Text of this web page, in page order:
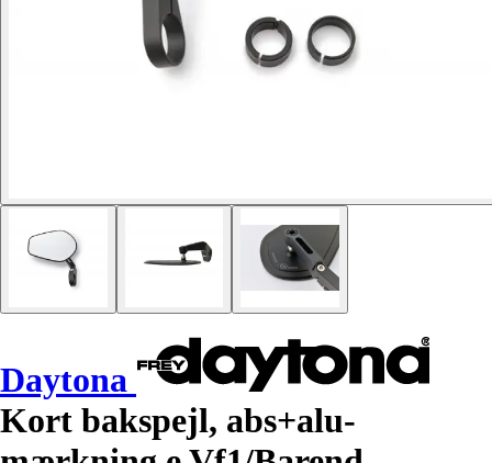
Daytona
Kort bakspejl, abs+alu-